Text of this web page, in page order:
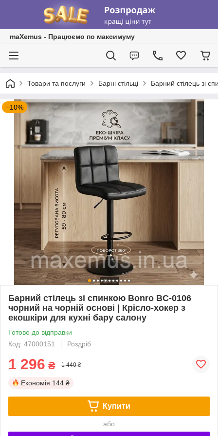
maXemus - Працюємо по максимуму
Товари та послуги Барні стільці Барний стілець зі
–10%
Барний стілець зі спинкою Bonro BC-0106
чорний на чорній основі | Крісло-хокер з
екошкіри для кухні бару салону
Готово до відправки
Код: 47000151
Роздріб
1 296 ₴ 1 440 ₴
Економія 144 ₴
Купити
або